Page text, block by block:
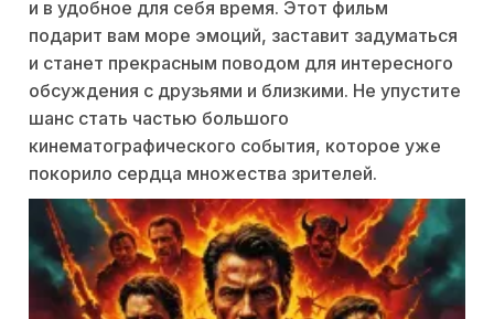
и в удобное для себя время. Этот фильм
подарит вам море эмоций, заставит задуматься
и станет прекрасным поводом для интересного
обсуждения с друзьями и близкими. Не упустите
шанс стать частью большого
кинематографического события, которое уже
покорило сердца множества зрителей.